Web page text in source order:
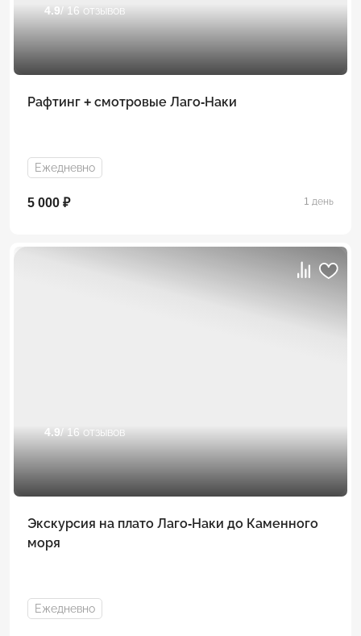
4.9 / 16 отзывов
Рафтинг + смотровые Лаго-Наки
Ежедневно
5 000 ₽ 1 день
4.9 / 16 отзывов
Экскурсия на плато Лаго-Наки до Каменного
моря
Ежедневно